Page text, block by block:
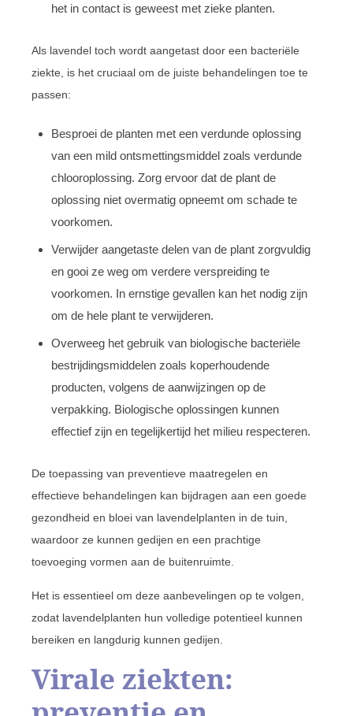
het in contact is geweest met zieke planten.
Als lavendel toch wordt aangetast door een bacteriële
ziekte, is het cruciaal om de juiste behandelingen toe te
passen:
Besproei de planten met een verdunde oplossing
van een mild ontsmettingsmiddel zoals verdunde
chlooroplossing. Zorg ervoor dat de plant de
oplossing niet overmatig opneemt om schade te
voorkomen.
Verwijder aangetaste delen van de plant zorgvuldig
en gooi ze weg om verdere verspreiding te
voorkomen. In ernstige gevallen kan het nodig zijn
om de hele plant te verwijderen.
Overweeg het gebruik van biologische bacteriële
bestrijdingsmiddelen zoals koperhoudende
producten, volgens de aanwijzingen op de
verpakking. Biologische oplossingen kunnen
effectief zijn en tegelijkertijd het milieu respecteren.
De toepassing van preventieve maatregelen en
effectieve behandelingen kan bijdragen aan een goede
gezondheid en bloei van lavendelplanten in de tuin,
waardoor ze kunnen gedijen en een prachtige
toevoeging vormen aan de buitenruimte.
Het is essentieel om deze aanbevelingen op te volgen,
zodat lavendelplanten hun volledige potentieel kunnen
bereiken en langdurig kunnen gedijen.
Virale ziekten: